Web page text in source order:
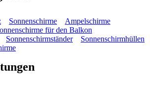
Sonnenschirme
Ampelschirme
für den Balkon
Sonnenschirmständer
Sonnenschirmhüllen